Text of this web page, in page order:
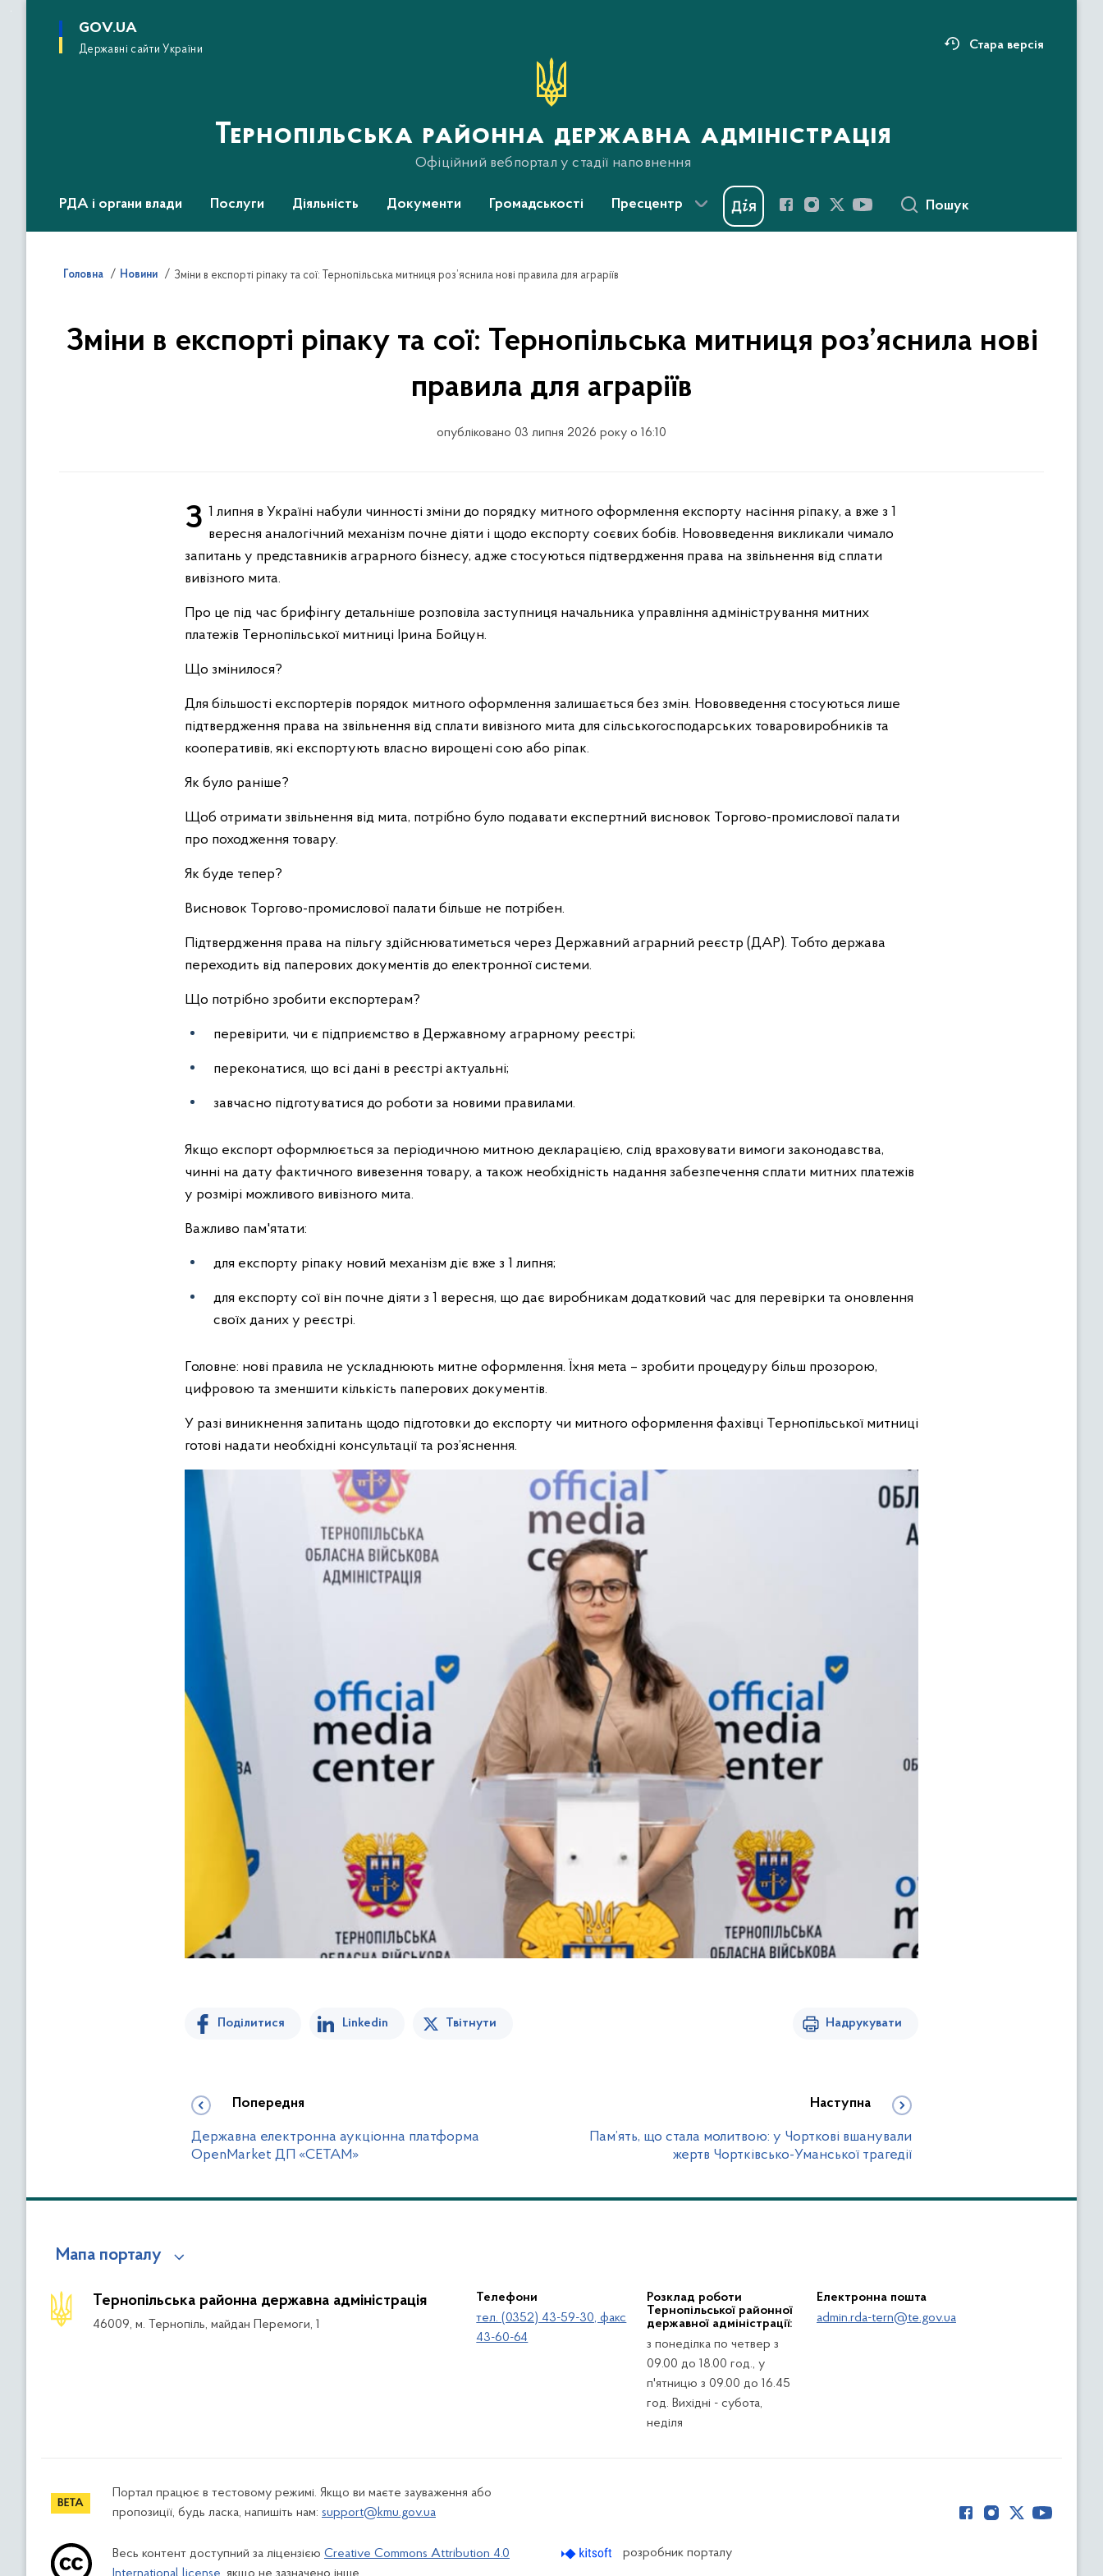
основного
GOV.UA
Державні сайти України Стара версія
Тернопільська районна державна адміністрація
Офіційний вебпортал у стадії наповнення
РДА і органи влади Послуги Діяльність Документи Громадськості Пресцентр Пошук
Головна Новини Зміни в експорті ріпаку та сої: Тернопільська митниця роз’яснила нові правила для аграріїв
Зміни в експорті ріпаку та сої: Тернопільська митниця роз’яснила нові
правила для аграріїв
опубліковано 03 липня 2026 року о 16:10
З 1 липня в Україні набули чинності зміни до порядку митного оформлення експорту насіння ріпаку, а вже з 1 вересня аналогічний механізм почне діяти і щодо експорту соєвих бобів. Нововведення викликали чимало
запитань у представників аграрного бізнесу, адже стосуються підтвердження права на звільнення від сплати
вивізного мита.
Про це під час брифінгу детальніше розповіла заступниця начальника управління адміністрування митних
платежів Тернопільської митниці Ірина Бойцун.
Що змінилося?
Для більшості експортерів порядок митного оформлення залишається без змін. Нововведення стосуються лише
підтвердження права на звільнення від сплати вивізного мита для сільськогосподарських товаровиробників та
кооперативів, які експортують власно вирощені сою або ріпак.
Як було раніше?
Щоб отримати звільнення від мита, потрібно було подавати експертний висновок Торгово-промислової палати
про походження товару.
Як буде тепер?
Висновок Торгово-промислової палати більше не потрібен.
Підтвердження права на пільгу здійснюватиметься через Державний аграрний реєстр (ДАР). Тобто держава
переходить від паперових документів до електронної системи.
Що потрібно зробити експортерам?
перевірити, чи є підприємство в Державному аграрному реєстрі;
переконатися, що всі дані в реєстрі актуальні;
завчасно підготуватися до роботи за новими правилами.
Якщо експорт оформлюється за періодичною митною декларацією, слід враховувати вимоги законодавства,
чинні на дату фактичного вивезення товару, а також необхідність надання забезпечення сплати митних платежів
у розмірі можливого вивізного мита.
Важливо пам'ятати:
для експорту ріпаку новий механізм діє вже з 1 липня;
для експорту сої він почне діяти з 1 вересня, що дає виробникам додатковий час для перевірки та оновлення
своїх даних у реєстрі.
Головне: нові правила не ускладнюють митне оформлення. Їхня мета – зробити процедуру більш прозорою,
цифровою та зменшити кількість паперових документів.
У разі виникнення запитань щодо підготовки до експорту чи митного оформлення фахівці Тернопільської митниці
готові надати необхідні консультації та роз’яснення.
Поділитися Linkedin Твітнути Надрукувати
Попередня
Державна електронна аукціонна платформа
OpenMarket ДП «СЕТАМ»
Наступна
Пам’ять, що стала молитвою: у Чорткові вшанували
жертв Чортківсько-Уманської трагедії
Мапа порталу
Тернопільська районна державна адміністрація
46009, м. Тернопіль, майдан Перемоги, 1
Телефони
тел. (0352) 43-59-30, факс
43-60-64
Розклад роботи
Тернопільської районної
державної адміністрації:
з понеділка по четвер з
09.00 до 18.00 год., у
п'ятницю з 09.00 до 16.45
год. Вихідні - субота,
неділя
Електронна пошта
admin.rda-tern@te.gov.ua
Портал працює в тестовому режимі. Якщо ви маєте зауваження або
пропозиції, будь ласка, напишіть нам: support@kmu.gov.ua
Весь контент доступний за ліцензією Creative Commons Attribution 4.0
розробник порталу